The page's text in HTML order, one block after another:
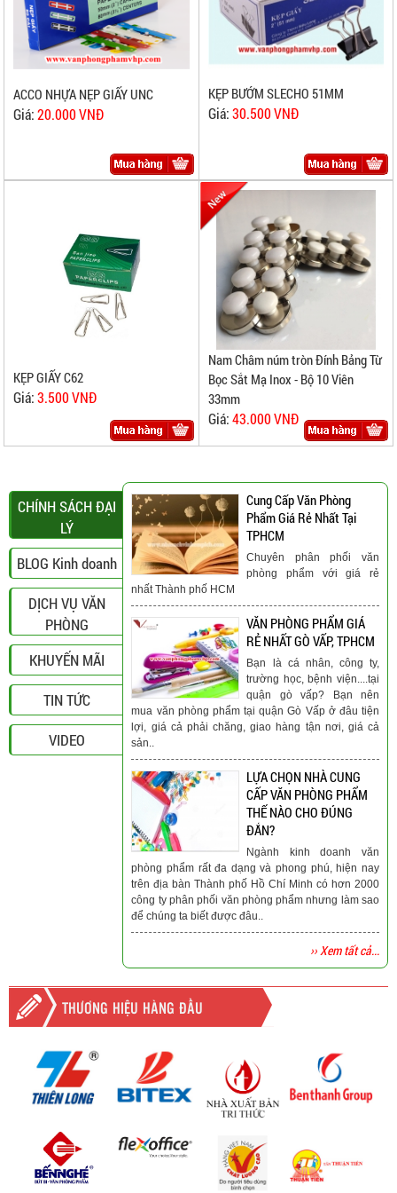
ACCO NHỰA NẸP GIẤY UNC
Giá:20.000 VNĐ
KẸP BƯỚM SLECHO 51MM
Giá:30.500 VNĐ
KẸP GIẤY C62
Giá:3.500 VNĐ
Nam Châm núm tròn Đính Bảng Từ
Bọc Sắt Mạ Inox - Bộ 10 Viên
33mm
Giá:43.000 VNĐ
CHÍNH SÁCH ĐẠI
LÝ
BLOG Kinh doanh
DỊCH VỤ VĂN
PHÒNG
KHUYẾN MÃI
TIN TỨC
VIDEO
Cung Cấp Văn Phòng
Phẩm Giá Rẻ Nhất Tại
TPHCM
Chuyên phân phối văn
phòng phẩm với giá rẻ
nhất Thành phố HCM
VĂN PHÒNG PHẨM GIÁ
RẺ NHẤT GÒ VẤP, TPHCM
Bạn là cá nhân, công ty,
trường học, bệnh viện....tại
quận gò vấp? Bạn nên
mua văn phòng phẩm tại quận Gò Vấp ở đâu tiện
lợi, giá cả phải chăng, giao hàng tận nơi, giá cả
sản..
LỰA CHỌN NHÀ CUNG
CẤP VĂN PHÒNG PHẨM
THẾ NÀO CHO ĐÚNG
ĐẮN?
Ngành kinh doanh văn
phòng phẩm rất đa dạng và phong phú, hiện nay
trên địa bàn Thành phố Hồ Chí Minh có hơn 2000
công ty phân phối văn phòng phẩm nhưng làm sao
để chúng ta biết được đâu..
›› Xem tất cả...
THƯƠNG HIỆU HÀNG ĐẦU